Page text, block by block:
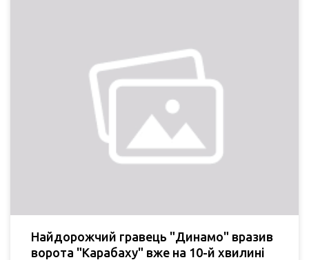
Найдорожчий гравець "Динамо" вразив
ворота "Карабаху" вже на 10-й хвилині